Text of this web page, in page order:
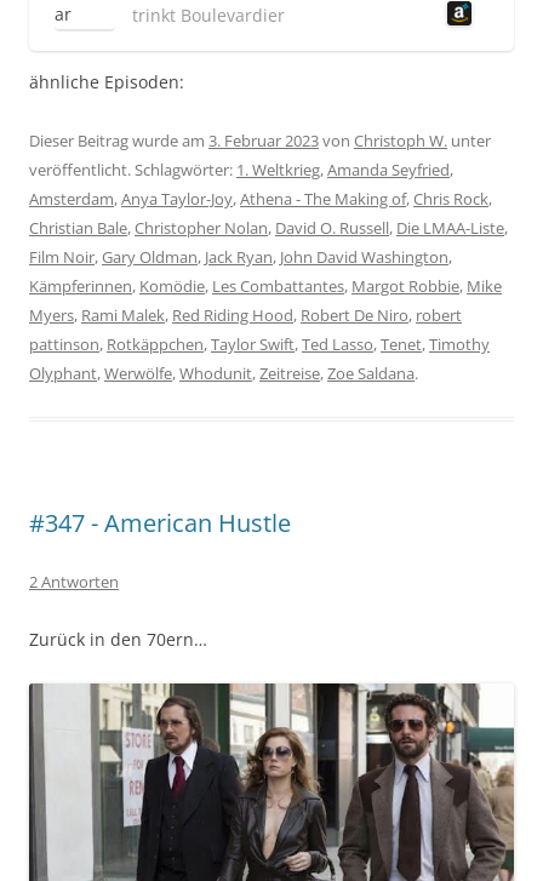
trinkt Boulevardier
ähnliche Episoden:
Dieser Beitrag wurde am 3. Februar 2023von Christoph W. unter
veröffentlicht. Schlagwörter: 1. Weltkrieg,Amanda Seyfried,
Amsterdam,Anya Taylor-Joy,Athena - The Making of,Chris Rock,
Christian Bale,Christopher Nolan, David O. Russell, Die LMAA-Liste,
Film Noir,Gary Oldman, Jack Ryan, John David Washington,
Kämpferinnen, Komödie, Les Combattantes, Margot Robbie, Mike
Myers, Rami Malek, Red Riding Hood, Robert De Niro, robert
pattinson, Rotkäppchen,Taylor Swift,Ted Lasso,Tenet,Timothy
Olyphant,Werwölfe,Whodunit,Zeitreise,Zoe Saldana.
#347 - American Hustle
2 Antworten
Zurück in den 70ern…